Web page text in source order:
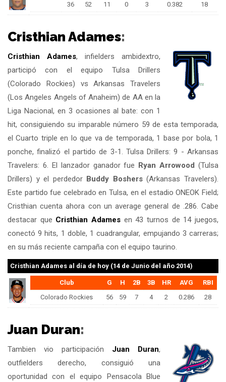
36
52 11 0 3 0.382 18
Cristhian Adames:
Cristhian Adames, infielders ambidextro,
participó con el equipo Tulsa Drillers
(Colorado Rockies) vs Arkansas Travelers
(Los Angeles Angels of Anaheim) de AA en la
Liga Nacional, en 3 ocasiones al bate: con 1
hit, consiguiendo su imparable número 59 de esta temporada,
el Cuarto triple en lo que va de temporada, 1 base por bola, 1
ponche, finalizó el partido de 3-1. Tulsa Drillers: 9 - Arkansas
Travelers: 6. El lanzador ganador fue Ryan Arrowood (Tulsa
Drillers) y el perdedor Buddy Boshers(Arkansas Travelers).
Este partido fue celebrado en Tulsa, en el estadio ONEOK Field;
Cristhian cuenta ahora con un average general de .286. Cabe
destacar que Cristhian Adames en 43 turnos de 14 juegos,
conectó 9 hits, 1 doble, 1 cuadrangular, empujando 3 carreras;
en su más reciente campaña con el equipo taurino.
Cristhian Adames al día de hoy (14 de Junio del año 2014)
Club G H 2B 3B HR AVG
RBI
Colorado Rockies
56 59 7 4 2 0.286 28
Juan Duran:
Tambien vio participación Juan Duran,
outfielders derecho, consiguió una
oportunidad con el equipo Pensacola Blue